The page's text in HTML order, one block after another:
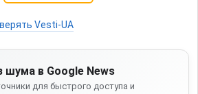
Vesti-UA
шума в Google News
для быстрого доступа и